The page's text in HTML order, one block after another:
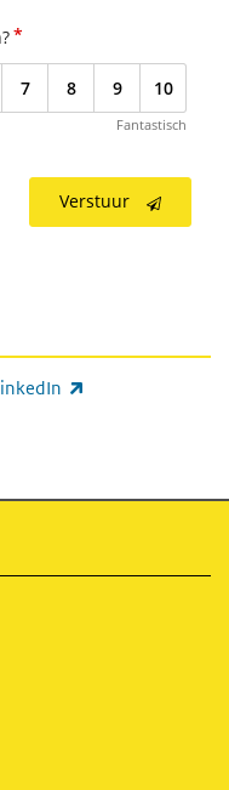
*
7 8 9 10
Fantastisch
Verstuur
link)